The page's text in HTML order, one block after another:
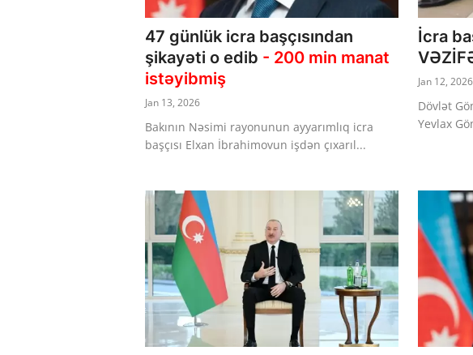
47 günlük icra başçısından
şikayəti o edib - 200 min manat
istəyibmiş
Jan 13, 2026
Bakının Nəsimi rayonunun ayyarımlıq icra
başçısı Elxan İbrahimovun işdən çıxarıl...
İcra
Jan 12, 2026
Dövlət
Yevlax